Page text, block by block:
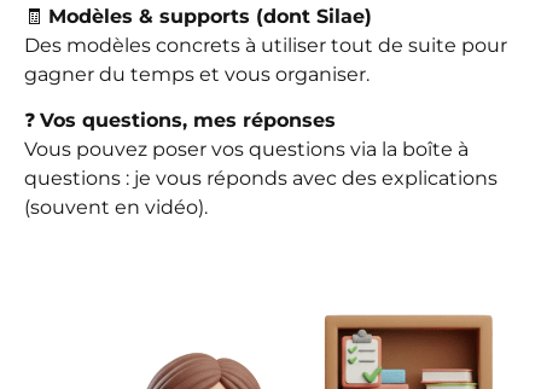
🧾 Modèles & supports (dont Silae)
Des modèles concrets à utiliser tout de suite pour
gagner du temps et vous organiser.
❓ Vos questions, mes réponses
Vous pouvez poser vos questions via la boîte à
questions : je vous réponds avec des explications
(souvent en vidéo).